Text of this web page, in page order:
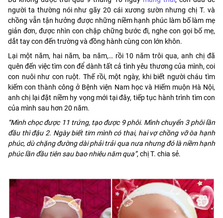
người ta thường nói như gãy 20 cái xương sườn nhưng chị T. và
chồng vẫn tận hưởng được những niềm hạnh phúc làm bố làm mẹ
giản đơn, được nhìn con chập chững bước đi, nghe con gọi bố mẹ,
dắt tay con đến trường và đồng hành cùng con lớn khôn.
Lại một năm, hai năm, ba năm,… rồi 10 năm trôi qua, anh chị đã
quên đến việc tìm con để dành tất cả tình yêu thương của mình, coi
con nuôi như con ruột. Thế rồi, một ngày, khi biết người cháu tìm
kiếm con thành công ở Bệnh viện Nam học và Hiếm muộn Hà Nội,
anh chị lại đặt niềm hy vọng mới tại đây, tiếp tục hành trình tìm con
của mình sau hơn 20 năm.
“Mình chọc được 11 trứng, tạo được 9 phôi. Mình chuyển 3 phôi lần
đầu thì đậu 2. Ngày biết tim mình có thai, hai vợ chồng vỡ òa hạnh
phúc, dù chặng đường dài phải trải qua nưa nhưng đó là niềm hạnh
phúc lần đầu tiên sau bao nhiêu năm qua”, chị T. chia sẻ.